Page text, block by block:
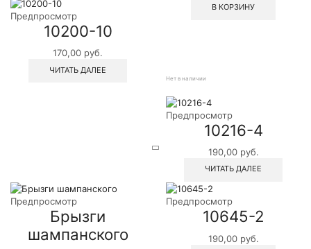
Предпросмотр
10200-10
170,00 руб.
ЧИТАТЬ ДАЛЕЕ
В КОРЗИНУ
Нет в наличии
Предпросмотр
10216-4
190,00 руб.
ЧИТАТЬ ДАЛЕЕ
Предпросмотр
Брызги
шампанского
Предпросмотр
10645-2
190,00 руб.